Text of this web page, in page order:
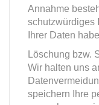
Annahme
schutzwürdiges
Ihrer Daten
Löschung bzw.
Wir halten uns
speichern Ihre